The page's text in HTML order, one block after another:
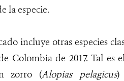
la especie.
incluye otras especies
Colombia de 2017. Tal es
zorro (Alopias pelagicus)